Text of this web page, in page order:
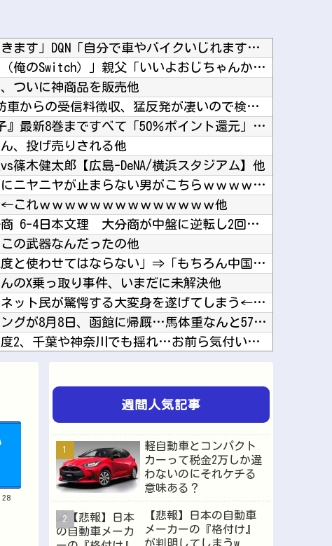
オタク「パソコン自作できます」DQN「自分で車やバイクいじれます」他
甥っ子「あれほしい！！（俺のSwitch）」親父「いいよおじちゃんからもらってきな！それい...
ついに神商品を販売他
NHK会長「パトカー・消防車からの受信料徴収、猛反発が凄いので検討し直します…」他
『炎の闘球女 ドッジ弾子』最新8巻まですべて「50％ポイント還元」セール！3,505円分返...
、投げ売りされる他
篠木健太郎【広島-DeNA/横浜スタジアム】他
【動画】ラッキースケベにニヤニヤが止まらない男がこちらｗｗｗｗｗｗｗｗｗｗｗｗｗｗｗｗｗｗ...
れｗｗｗｗｗｗｗｗｗｗｗｗｗｗ他
【高校野球】1回戦 大分商 6-4日本文理 大分商が中盤に逆転し2回戦に進出 杉山3安打、...
の武器なんだったの他
エッセイスト「原爆を二度と使わせてはならない」⇒「もちろん中国の核も非難する？」⇒「中国の...
のX乗っ取り事件、いまだに未解決他
【画像】恋する女さん、ネット民が驚愕する大変身を遂げてしまう←コレは凄過ぎるw w w w...
【競馬】フォーエバーヤングが8月8日、函館に帰厩…馬体重なんと573キロ。←「デカすぎんだ...
【地震】東京練馬区で震度2、千葉や神奈川でも揺れ…お前ら気付いた？他
塚治虫」「藤子F」他
【動画】ダンスイベントで乳首が全開でポロリするハプニングｗｗｗｗｗｗ他
のPCを買います」←これ他
韓国人「最近の日本アニメ業界の勢力図を変えたと言われる作品がこちら…」→「こういうのが面白...
コラボ、実装キャラ発表他
セットスイッチ付いてないのな他
週間人気記事
軽自動車とコンパクト
カーって税金2万しか違
わないのにそれケチる
意味ある？
【悲報】日本の自動車
メーカーの『格付け』
が判明してしまうw